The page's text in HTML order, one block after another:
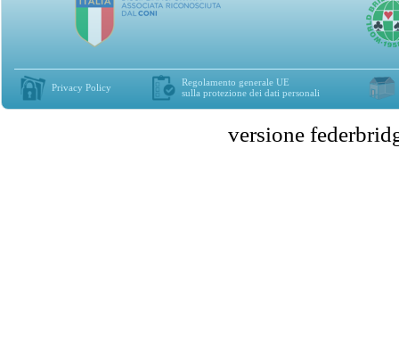
Privacy Policy
Regolamento generale UE
sulla protezione dei dati personali
versione